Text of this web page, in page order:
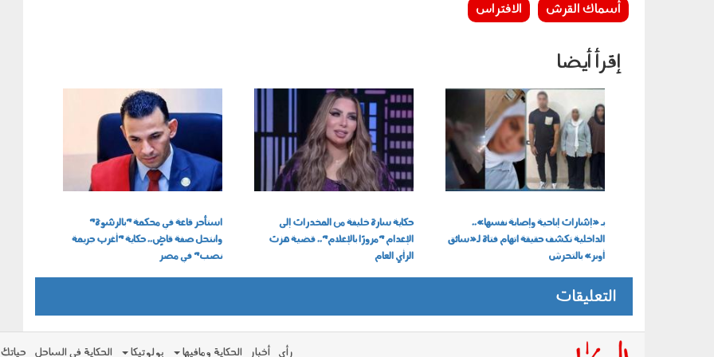
أسماك القرش
الافتراس
إقرأ أيضا
060804.jpg
بـ «إشارات إباحية وإصابة نفسها»..
الداخلية تكشف حقيقة اتهام فتاة لـ«سائق
أوبر» بالتحرش
060801.jpeg
حكاية سارة خليفة من المخدرات إلى
الإعدام "مرورًا بالإعلام".. قضية هزت
الرأي العام
040802.jpg
استأجر قاعة في محكمة "بالرشوة"
وانتحل صفة قاضٍ.. حكاية "أغرب جريمة
نصب" في مصر
التعليقات
رأي أخبار الحكاية ومافيها بولوتيكا الحكاية في الساحل حياتك